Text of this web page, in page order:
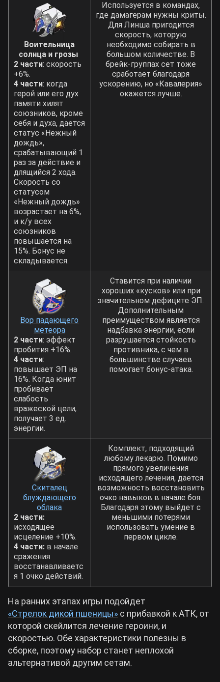
Воительница
солнца и грозы
2 части: скорость
+6%.
4 части: когда
герой или его дух
памяти хилят
союзников, кроме
себя и духа, дается
статус «Нежный
дождь»,
срабатывающий 1
раз за действие и
длящийся 2 хода.
Скорость со
статусом
«Нежный дождь»
возрастает на 6%,
и к/у всех
союзников
повышается на
15%. Бонус не
складывается.
Используется в командах,
где дамагерам нужны криты.
Для Линша пригодится
скорость, которую
необходимо собирать в
большом количестве. В
брейк-группах сет тоже
сработает благодаря
ускорению, но «Кавалерия»
окажется лучше.
Вор падающего
метеора
2 части: эффект
пробития +16%.
4 части:
повышает ЭП на
16%. Когда юнит
пробивает
слабость
вражеской цели,
получает 3 ед.
энергии.
Ставится при наличии
хороших «кусков» или при
значительном дефиците ЭП.
Дополнительным
преимуществом является
надбавка энергии, если
разрушается стойкость
противника, с чем в
большинстве случаев
помогает бонус-атака.
Скиталец
блуждающего
облака
2 части:
исходящее
исцеление +10%.
4 части: в начале
сражения
восстанавливаетс
я 1 очко действий.
Комплект, подходящий
любому лекарю. Помимо
прямого увеличения
исходящего лечения, дается
возможность восстановить
очко навыков в начале боя.
Благодаря этому выйдет с
меньшими потерями
использовать умение в
первом цикле.
На ранних этапах игры подойдет
«Стрелок дикой пшеницы» с прибавкой к АТК, от
которой скейлится лечение героини, и
скоростью. Обе характеристики полезны в
сборке, поэтому набор станет неплохой
альтернативой другим сетам.